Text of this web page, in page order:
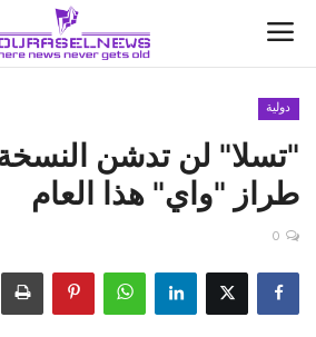
الأخبار
كتّابنا
اقتصاد
دولية
"تسلا" لن تدشن
طراز "واي" هذا العام
0